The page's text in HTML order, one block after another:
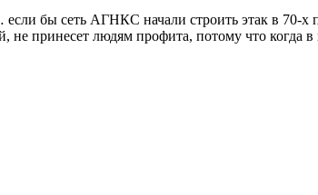
бы сеть АГНКС начали строить этак в 70-
не принесет людям профита, потому что когда